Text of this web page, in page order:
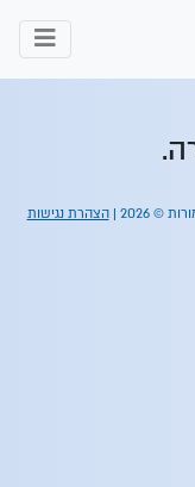
© 2026 | הצהרת נגישות